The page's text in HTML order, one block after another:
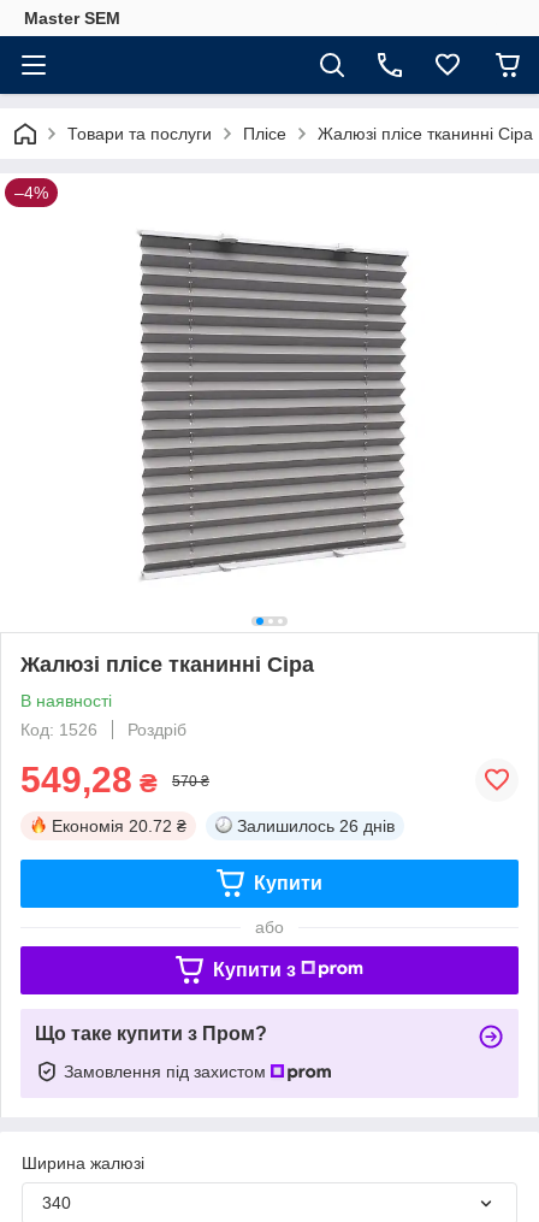
Master SEM
Товари та послуги Плісе Жалюзі плісе тканинні Сіра
–4%
Жалюзі плісе тканинні Сіра
В наявності
Код: 1526
Роздріб
549,28 ₴ 570 ₴
Економія 20.72 ₴ Залишилось 26 днів
Купити
або
Купити з
Що таке купити з Пром?
Замовлення під захистом
Ширина жалюзі
340